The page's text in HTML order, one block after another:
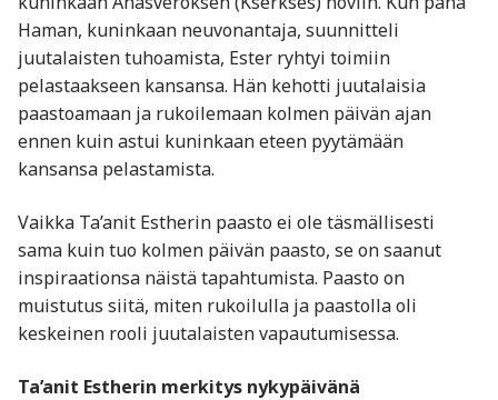
Haman, kuninkaan neuvonantaja, suunnitteli
juutalaisten tuhoamista, Ester ryhtyi toimiin
pelastaakseen kansansa. Hän kehotti juutalaisia
paastoamaan ja rukoilemaan kolmen päivän ajan
ennen kuin astui kuninkaan eteen pyytämään
kansansa pelastamista.
Vaikka Ta’anit Estherin paasto ei ole täsmällisesti
sama kuin tuo kolmen päivän paasto, se on saanut
inspiraationsa näistä tapahtumista. Paasto on
muistutus siitä, miten rukoilulla ja paastolla oli
keskeinen rooli juutalaisten vapautumisessa.
Ta’anit Estherin merkitys nykypäivänä